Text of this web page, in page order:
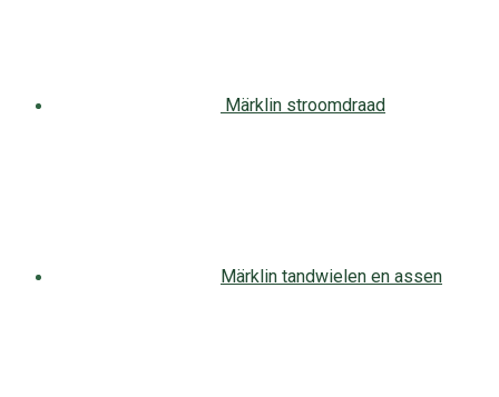
Märklin stroomdraad
Märklin tandwielen en assen